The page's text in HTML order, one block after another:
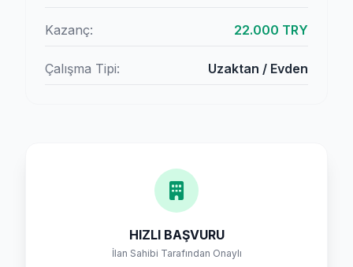
Kazanç: 22.000 TRY
Çalışma Tipi: Uzaktan / Evden
HIZLI BAŞVURU
İlan Sahibi Tarafından Onaylı